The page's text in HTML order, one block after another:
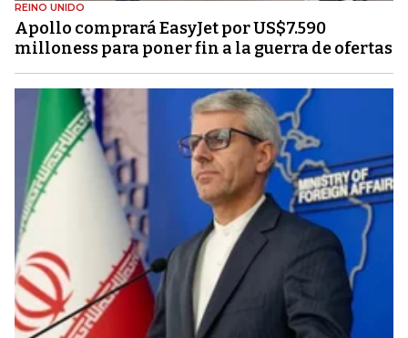
REINO UNIDO
Apollo comprará EasyJet por US$7.590
milloness para poner fin a la guerra de ofertas